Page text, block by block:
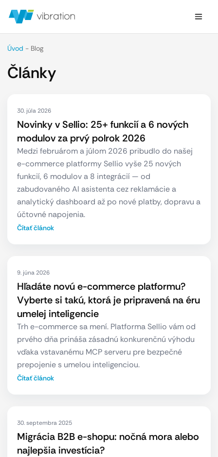
Úvod - Blog
Články
30. júla 2026
Novinky v Sellio: 25+ funkcií a 6 nových
modulov za prvý polrok 2026
Medzi februárom a júlom 2026 pribudlo do našej
e-commerce platformy Sellio vyše 25 nových
funkcií, 6 modulov a 8 integrácií — od
zabudovaného AI asistenta cez reklamácie a
analytický dashboard až po nové platby, dopravu a
účtovné napojenia.
Čítať článok
9. júna 2026
Hľadáte novú e-commerce platformu?
Vyberte si takú, ktorá je pripravená na éru
umelej inteligencie
Trh e-commerce sa mení. Platforma Sellio vám od
prvého dňa prináša zásadnú konkurenčnú výhodu
vďaka vstavanému MCP serveru pre bezpečné
prepojenie s umelou inteligenciou.
Čítať článok
30. septembra 2025
Migrácia B2B e-shopu: nočná mora alebo
najlepšia investícia?